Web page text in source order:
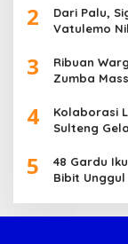
2
Dari Palu,
Vatulemo
3
Ribuan
Zumba
4
Kolaborasi
Sulteng
5
48 Gardu
Bibit Unggul